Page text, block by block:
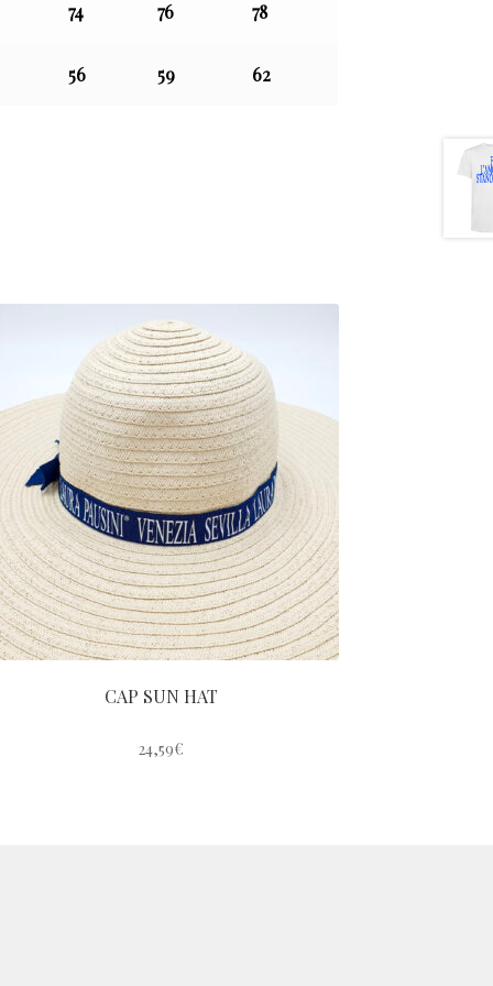
74 76 78
56 59 62
CAP SUN HAT
24,59€